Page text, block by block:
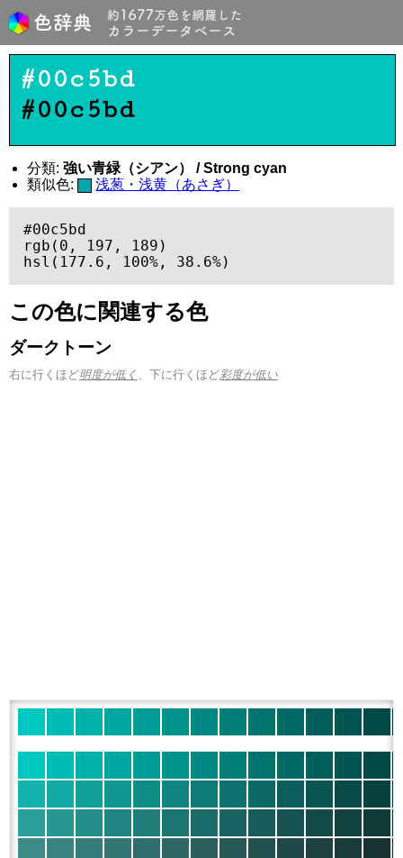
#00c5bd
#00c5bd
分類: 強い青緑（シアン） / Strong cyan
類似色:
浅葱・浅黄（あさぎ）
#00c5bd
rgb(0, 197, 189)
hsl(177.6, 100%, 38.6%)
この色に関連する色
ダークトーン
右に行くほど明度が低く 、下に行くほど彩度が低い